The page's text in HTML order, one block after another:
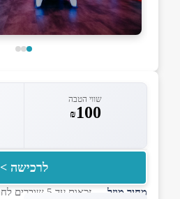
שווי הטבה
₪ 100
לרכישה >
מחיר מוזל— זכאות עד 5 שוברים לחודש קלנדרי